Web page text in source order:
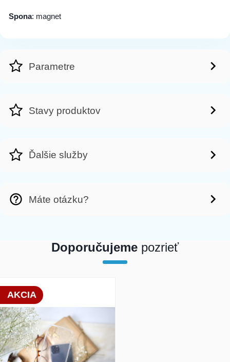
Spona: magnet
Parametre
Stavy produktov
Ďalšie služby
Máte otázku?
Doporučujeme pozrieť
AKCIA